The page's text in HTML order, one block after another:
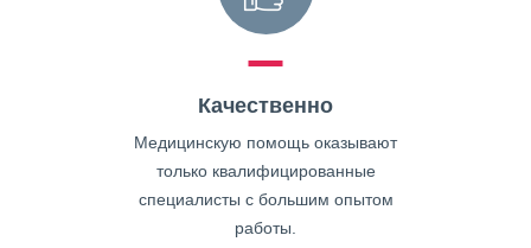
Качественно
Медицинскую помощь оказывают
только квалифицированные
специалисты с большим опытом
работы.